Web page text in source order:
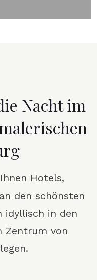
Nacht im
Hotels,
den schönsten
idyllisch in den
Zentrum von